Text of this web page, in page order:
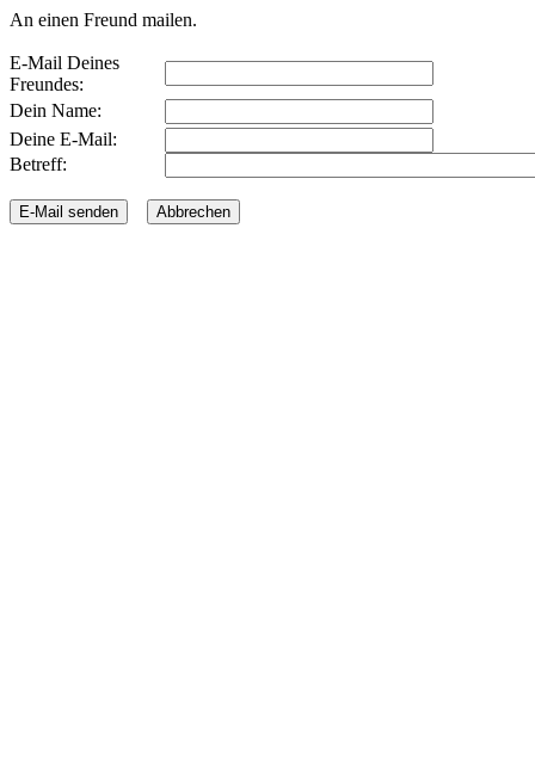
An einen Freund mailen.
E-Mail Deines
Freundes:
Dein Name:
Deine E-Mail:
Betreff: